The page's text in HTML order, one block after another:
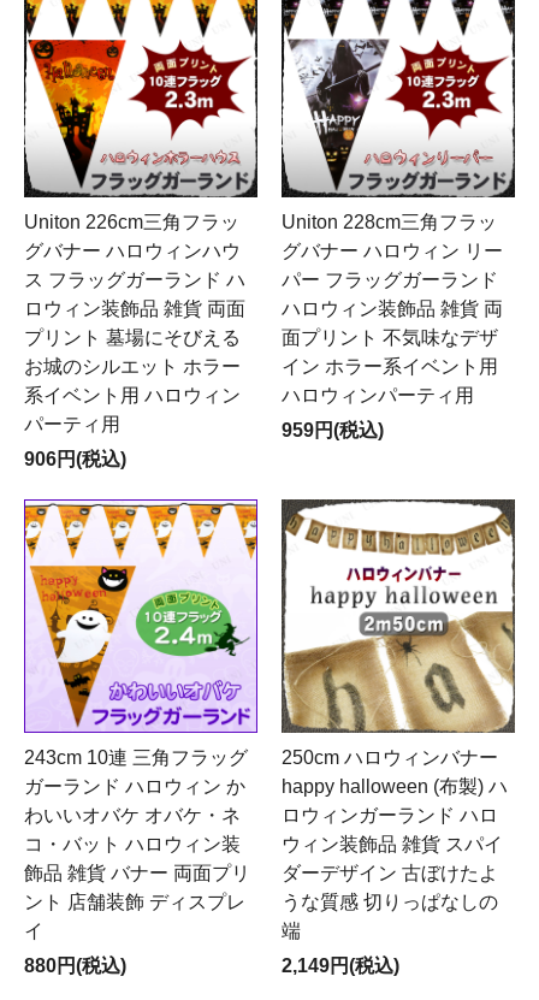
Uniton 226cm三角フラッ
グバナー ハロウィンハウ
ス フラッグガーランド ハ
ロウィン装飾品 雑貨 両面
プリント 墓場にそびえる
お城のシルエット ホラー
系イベント用 ハロウィン
パーティ用
906円(税込)
Uniton 228cm三角フラッ
グバナー ハロウィン リー
パー フラッグガーランド
ハロウィン装飾品 雑貨 両
面プリント 不気味なデザ
イン ホラー系イベント用
ハロウィンパーティ用
959円(税込)
243cm 10連 三角フラッグ
ガーランド ハロウィン か
わいいオバケ オバケ・ネ
コ・バット ハロウィン装
飾品 雑貨 バナー 両面プリ
ント 店舗装飾 ディスプレ
イ
880円(税込)
250cm ハロウィンバナー
happy halloween (布製) ハ
ロウィンガーランド ハロ
ウィン装飾品 雑貨 スパイ
ダーデザイン 古ぼけたよ
うな質感 切りっぱなしの
端
2,149円(税込)